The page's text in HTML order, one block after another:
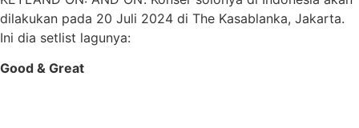
dilakukan pada 20 Juli 2024 di The Kasablanka, Jakarta.
Ini dia setlist lagunya:
Good & Great